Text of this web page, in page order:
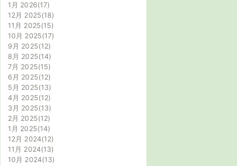
1月 2026 17
12月 2025 18
11月 2025 15
10月 2025 17
9月 2025 12
8月 2025 14
7月 2025 15
6月 2025 12
5月 2025 13
4月 2025 12
3月 2025 13
2月 2025 12
1月 2025 14
12月 2024 12
11月 2024 13
10月 2024 13